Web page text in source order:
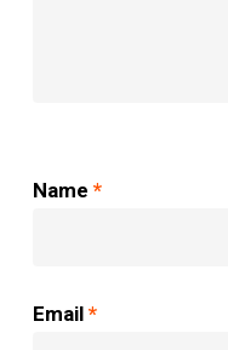
Name *
Email *